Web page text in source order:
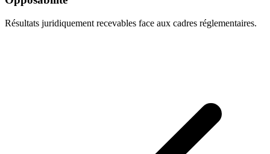
Résultats juridiquement recevables face aux cadres réglementaires.